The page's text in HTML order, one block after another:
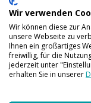
Wir verwenden
Wir können diese zur
unsere Webseite zu
Ihnen ein großartiges
freiwillig, für die
jederzeit unter
erhalten Sie in unserer